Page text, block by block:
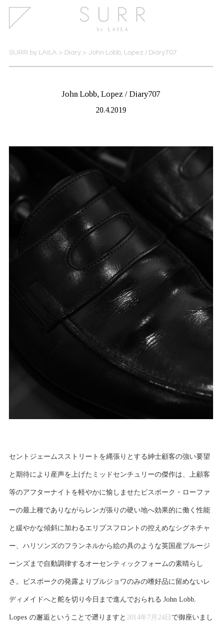
SURR by LAILA > Diary> John Lobb, Lopez / Diary707
John Lobb, Lopez / Diary707
20.4.2019
セントジェームスストリートを縄張りとする紳士顧客の強い要望
と期待により産声を上げたミッドセンチュリーの傑作は、上顧客
等のアフターナイトを軽やかに愉しませたビスポーク・ローファ
ーの最上種でありながらレンガ張りの硬い地へ効果的に働く性能
と緩やかな傾斜に加わるエリプスフロントの控えめなシグネチャ
ー、ハリソンズのフランネルから絵の具のような英国産ブルージ
ーンズまで自動調律するオーセンティックフォームの素晴らし
さ。ビスポークの発露よりブルジョワのみの嗜好品に留めないレ
ディメイドへと舵を切り今日まで進んでおられる John Lobb,
Lopes の邂逅ということで遡りますと 2014年7月24日で御座いまし